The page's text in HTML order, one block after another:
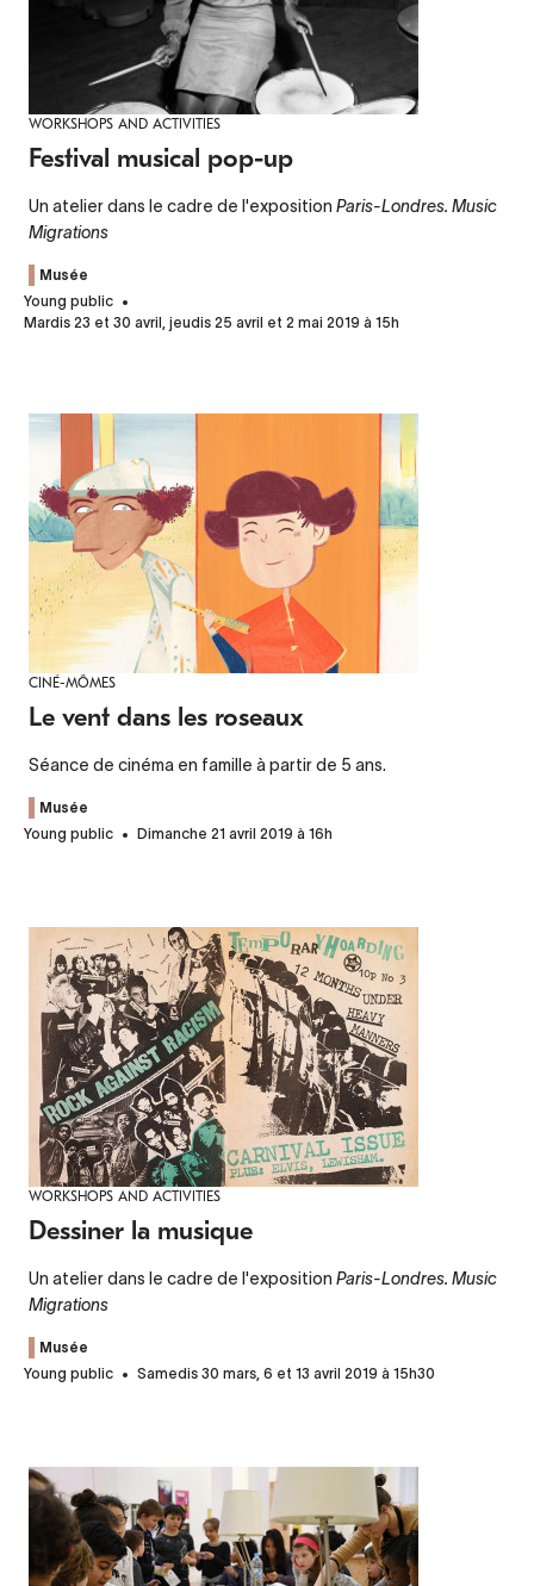
WORKSHOPS AND ACTIVITIES
Festival musical pop-up
Un atelier dans le cadre de l'exposition Paris-Londres. Music
Migrations
Musée
Young public
Mardis 23 et 30 avril, jeudis 25 avril et 2 mai 2019 à 15h
CINÉ-MÔMES
Le vent dans les roseaux
Séance de cinéma en famille à partir de 5 ans.
Musée
Young public
Dimanche 21 avril 2019 à 16h
WORKSHOPS AND ACTIVITIES
Dessiner la musique
Un atelier dans le cadre de l'exposition Paris-Londres. Music
Migrations
Musée
Young public
Samedis 30 mars, 6 et 13 avril 2019 à 15h30